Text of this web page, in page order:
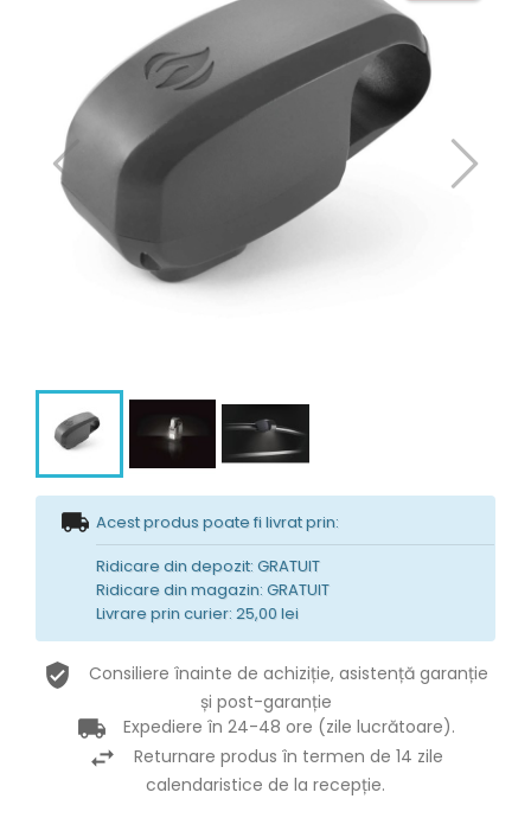
Acest produs poate fi livrat prin:
Ridicare din depozit: GRATUIT
Ridicare din magazin: GRATUIT
Livrare prin curier: 25,00 lei
Consiliere înainte de achiziție, asistență garanție
și post-garanție
Expediere în 24-48 ore (zile lucrătoare).
Returnare produs în termen de 14 zile
calendaristice de la recepție.